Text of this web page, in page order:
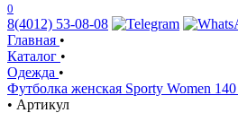
0
8(4012) 53-08-08
Главная •
Каталог •
Одежда •
Футболка женская Sporty Women 140
• Артикул